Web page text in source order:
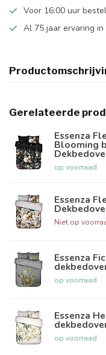
Voor 16:00 uur
Al 75 jaar ervaring in
Gerelateerde
Essenza
Blooming
op voorraad
Essenza
Niet op
Essenza
op voorraad
Essenza
op voorraad